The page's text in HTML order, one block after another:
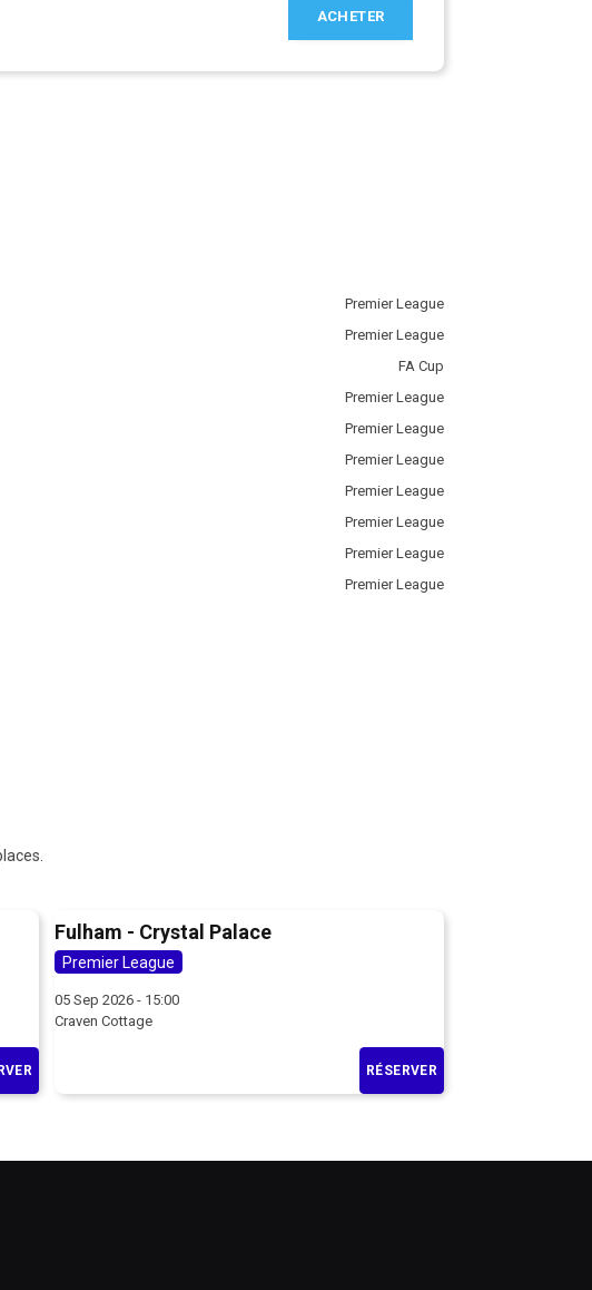
ACHETER
Premier League
Premier League
FA Cup
Premier League
Premier League
Premier League
Premier League
Premier League
Premier League
Premier League
Fulham - Crystal Palace
Premier League
05 Sep 2026 - 15:00
Craven Cottage
RÉSERVER